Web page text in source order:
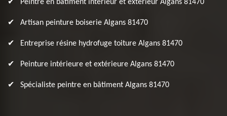
Peintre en bâtiment intérieur et extérieur Algans 81470
Artisan peinture boiserie Algans 81470
Entreprise résine hydrofuge toiture Algans 81470
Peinture intérieure et extérieure Algans 81470
Spécialiste peintre en bâtiment Algans 81470